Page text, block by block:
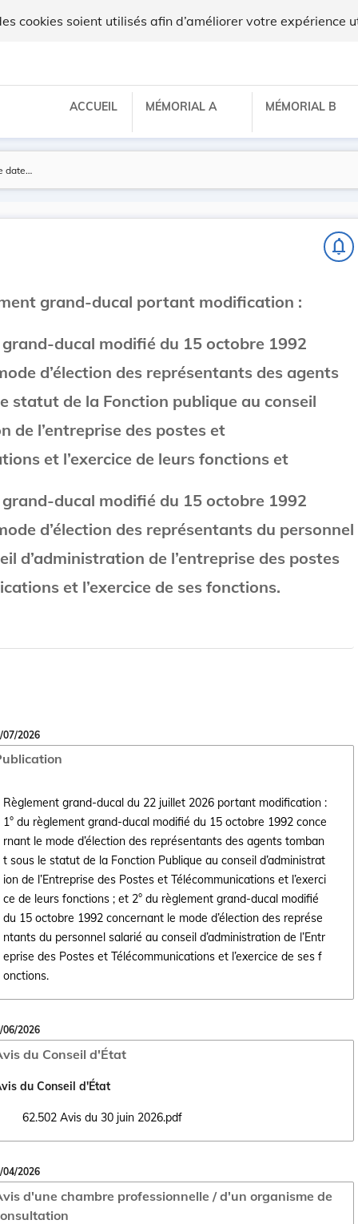
cookies soient utilisés afin d’améliorer votre expérience
ACCUEIL MÉMORIAL A MÉMORIAL B
notifications_none
grand-ducal portant modification :
ducal modifié du 15 octobre 1992
d’élection des représentants des agents
statut de la Fonction publique au conseil
de l’entreprise des postes et
et l’exercice de leurs fonctions et
ducal modifié du 15 octobre 1992
d’élection des représentants du personnel
d’administration de l’entreprise des postes
et l’exercice de ses fonctions.
07/2026
Règlement grand-ducal du 22 juillet 2026 portant modification :
1° du règlement grand-ducal modifié du 15 octobre 1992 conce
rnant le mode d’élection des représentants des agents tomban
t sous le statut de la Fonction Publique au conseil d’administrat
ion de l’Entreprise des Postes et Télécommunications et l’exerci
ce de leurs fonctions ; et 2° du règlement grand-ducal modifié
du 15 octobre 1992 concernant le mode d’élection des représe
ntants du personnel salarié au conseil d’administration de l’Entr
eprise des Postes et Télécommunications et l’exercice de ses f
onctions.
Ouvrir le document Règlement grand-ducal du 22 juillet 2026
06/2026
du Conseil d'État
du Conseil d'État
62.502 Avis du 30 juin 2026.pdf
Ouvrir le document 62.502 Avis du 30 juin 2026.pdf dans un nouvel
04/2026
d'une chambre professionnelle / d'un organisme de